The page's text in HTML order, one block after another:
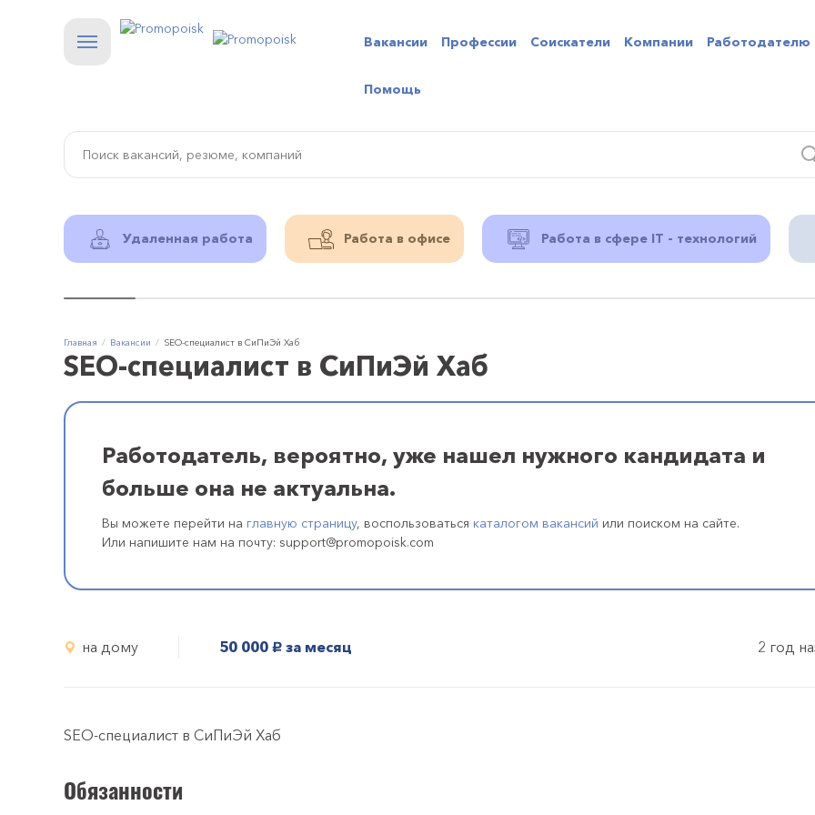
Вакансии Профессии Соискатели Компании Работодателю
Помощь
Удаленная работа Работа в офисе Работа в сфере IT - технологий
Главная Вакансии SEO-специалист в СиПиЭй Хаб
SEO-специалист в СиПиЭй Хаб
Работодатель, вероятно, уже нашел нужного кандидата и
больше она не актуальна.
Вы можете перейти на главную страницу, воспользоваться каталогом вакансий или поиском на сайте.
Или напишите нам на почту: support@promopoisk.com
на дому 50 000 руб. за месяц 2 год
SEO-специалист в СиПиЭй Хаб
Обязанности